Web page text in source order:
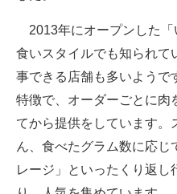
2013年にオープンした「
食いスタイルでも知られて
事できる店舗も多いようで
特徴で、オーダーごとに肉
てから提供をしています。
ん、食べたグラム数に応じ
レージ」といったくり返し